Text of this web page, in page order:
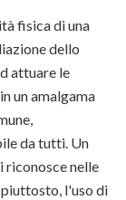
fisica di una
dello
attuare le
un amalgama
da tutti. Un
riconosce nelle
l'uso di